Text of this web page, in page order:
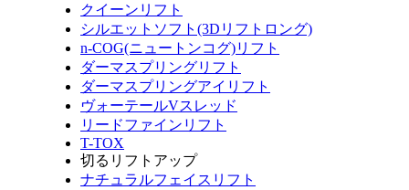
クイーンリフト
シルエットソフト(3Dリフトロング)
n-COG(ニュートンコグ)リフト
ダーマスプリングリフト
ダーマスプリングアイリフト
ヴォーテールVスレッド
リードファインリフト
T-TOX
切るリフトアップ
ナチュラルフェイスリフト